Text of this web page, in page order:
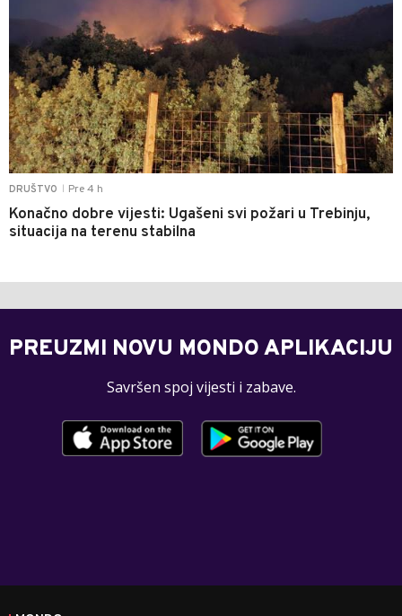
DRUŠTVO Pre 4 h
Konačno dobre vijesti: Ugašeni svi požari u Trebinju,
situacija na terenu stabilna
PREUZMI NOVU MONDO APLIKACIJU
Savršen spoj vijesti i zabave.